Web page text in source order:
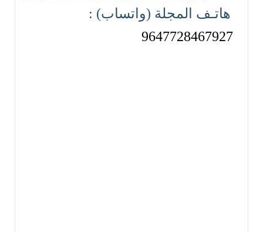
هاتـف المجلة (واتساب) :
9647728467927